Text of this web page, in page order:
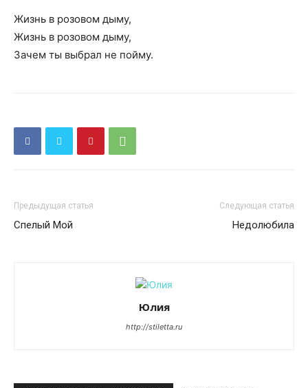
Жизнь в розовом дыму,
Жизнь в розовом дыму,
Зачем ты выбрал не пойму.
Предыдущая статья
Спелый Мой
Следующая статья
Недолюбила
Юлия
http://stiletta.ru